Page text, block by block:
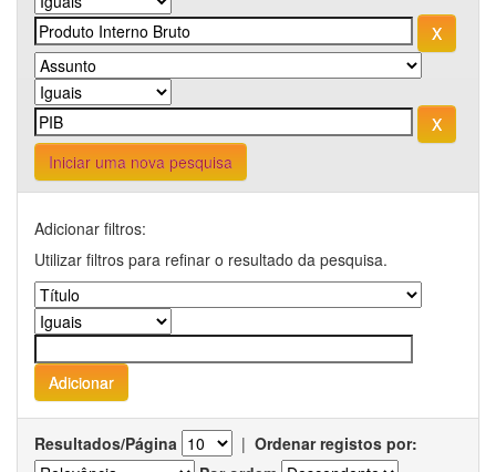
Iniciar uma nova pesquisa
Adicionar filtros:
Utilizar filtros para refinar o resultado da pesquisa.
Resultados/Página | Ordenar registos por: